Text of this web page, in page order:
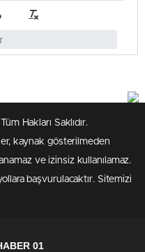
Hakları Saklıdır.
kaynak gösterilmeden
ve izinsiz kullanılamaz.
başvurulacaktır. Sitemizi
01